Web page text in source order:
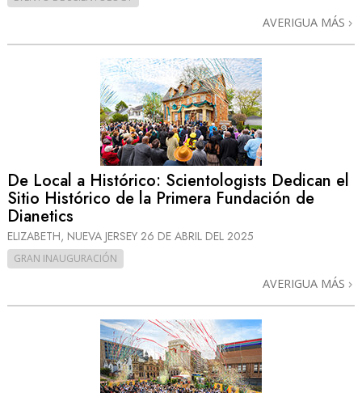
AVERIGUA MÁS
De Local a Histórico: Scientologists Dedican el
Sitio Histórico de la Primera Fundación de
Dianetics
ELIZABETH, NUEVA JERSEY 26 DE ABRIL DEL 2025
GRAN INAUGURACIÓN
AVERIGUA MÁS